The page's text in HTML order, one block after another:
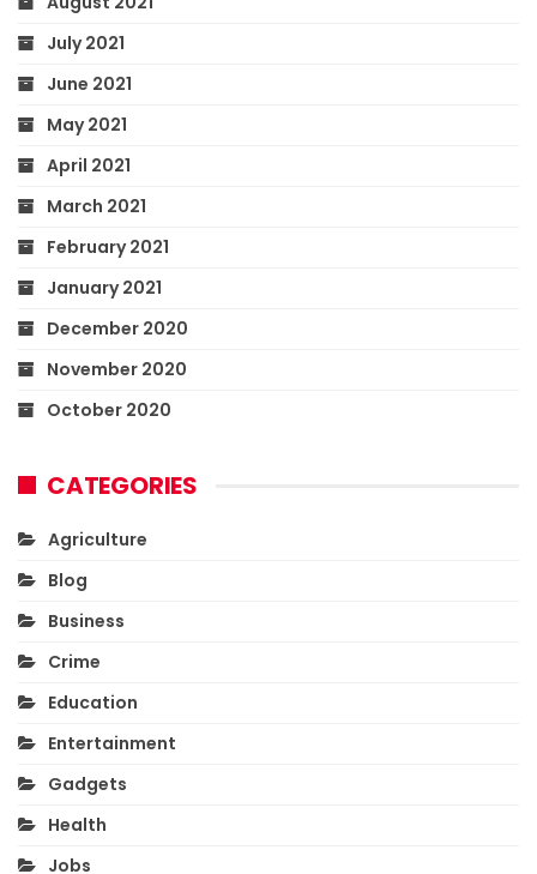
July 2021
June 2021
May 2021
April 2021
March 2021
February 2021
January 2021
December 2020
November 2020
October 2020
CATEGORIES
Agriculture
Blog
Business
Crime
Education
Entertainment
Gadgets
Health
Jobs